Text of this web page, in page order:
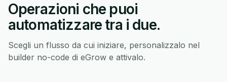
Operazioni che puoi
automatizzare tra i due.
Scegli un flusso da cui iniziare, personalizzalo nel
builder no-code di eGrow e attivalo.